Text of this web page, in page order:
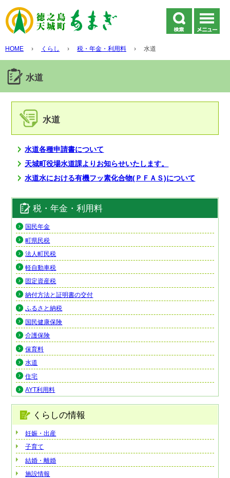
HOME › くらし › 税・年金・利用料 › 水道
水道
水道
水道各種申請書について
天城町役場水道課よりお知らせいたします。
水道水における有機フッ素化合物(ＰＦＡＳ)について
税・年金・利用料
国民年金
町県民税
法人町民税
軽自動車税
固定資産税
納付方法と証明書の交付
ふるさと納税
国民健康保険
介護保険
保育料
水道
住宅
AYT利用料
くらしの情報
妊娠・出産
子育て
結婚・離婚
施設情報